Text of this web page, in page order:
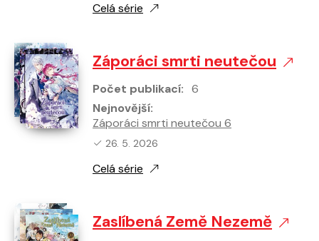
Celá série
Záporáci smrti neutečou
Počet publikací: 6
Nejnovější:
Záporáci smrti neutečou 6
Nejnovější vydání:
26. 5. 2026
Celá série
Zaslíbená Země Nezemě